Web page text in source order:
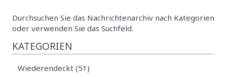
Durchsuchen Sie das Nachrichtenarchiv nach Kategorien
oder verwenden Sie das Suchfeld.
KATEGORIEN
Wiederendeckt (51)